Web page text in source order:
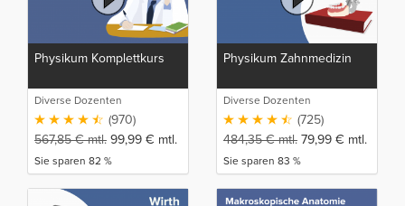
Physikum Komplettkurs
Diverse Dozenten
(970)
567,85€mtl. 99,99 € mtl.
Sie sparen 82 %
Physikum Zahnmedizin
Diverse Dozenten
(725)
484,35€mtl. 79,99 € mtl.
Sie sparen 83 %